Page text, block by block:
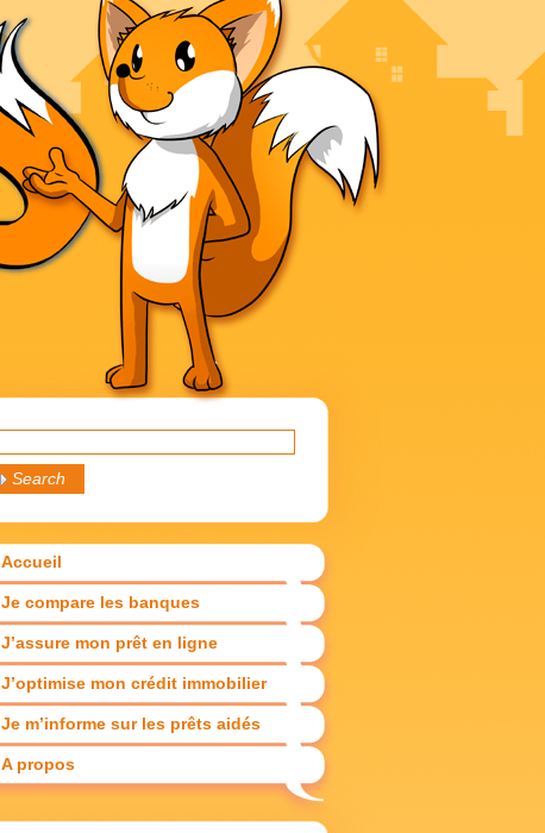
Accueil
Je compare les banques
J’assure mon prêt en ligne
J’optimise mon crédit immobilier
Je m’informe sur les prêts aidés
A propos